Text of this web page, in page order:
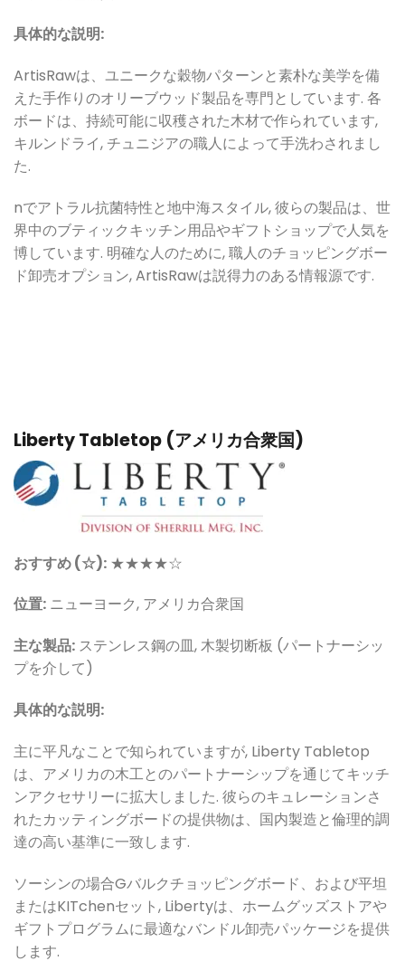
具体的な説明:
ArtisRawは、ユニークな穀物パターンと素朴な美学を備
えた手作りのオリーブウッド製品を専門としています. 各
ボードは、持続可能に収穫された木材で作られています,
キルンドライ, チュニジアの職人によって手洗わされまし
た.
nでアトラル抗菌特性と地中海スタイル, 彼らの製品は、世
界中のブティックキッチン用品やギフトショップで人気を
博しています. 明確な人のために, 職人のチョッピングボー
ド卸売オプション, ArtisRawは説得力のある情報源です.
Liberty Tabletop (アメリカ合衆国)
おすすめ (☆): ★★★★☆
位置: ニューヨーク, アメリカ合衆国
主な製品: ステンレス鋼の皿, 木製切断板 (パートナーシッ
プを介して)
具体的な説明:
主に平凡なことで知られていますが, Liberty Tabletop
は、アメリカの木工とのパートナーシップを通じてキッチ
ンアクセサリーに拡大しました. 彼らのキュレーションさ
れたカッティングボードの提供物は、国内製造と倫理的調
達の高い基準に一致します.
ソーシンの場合Gバルクチョッピングボード、および平坦
またはKITchenセット, Libertyは、ホームグッズストアや
ギフトプログラムに最適なバンドル卸売パッケージを提供
します.